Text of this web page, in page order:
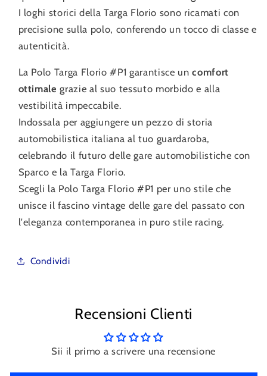
I loghi storici della Targa Florio sono ricamati con
precisione sulla polo, conferendo un tocco di classe e
autenticità.
La Polo Targa Florio #P1 garantisce uncomfort
ottimale grazie al suo tessuto morbido e alla
vestibilità impeccabile.
Indossala per aggiungere un pezzo di storia
automobilistica italiana al tuo guardaroba,
celebrando il futuro delle gare automobilistiche con
Sparco e la Targa Florio.
Scegli la Polo Targa Florio #P1 per uno stile che
unisce il fascino vintage delle gare del passato con
l'eleganza contemporanea in puro stile racing.
Condividi
Recensioni Clienti
Sii il primo a scrivere una recensione